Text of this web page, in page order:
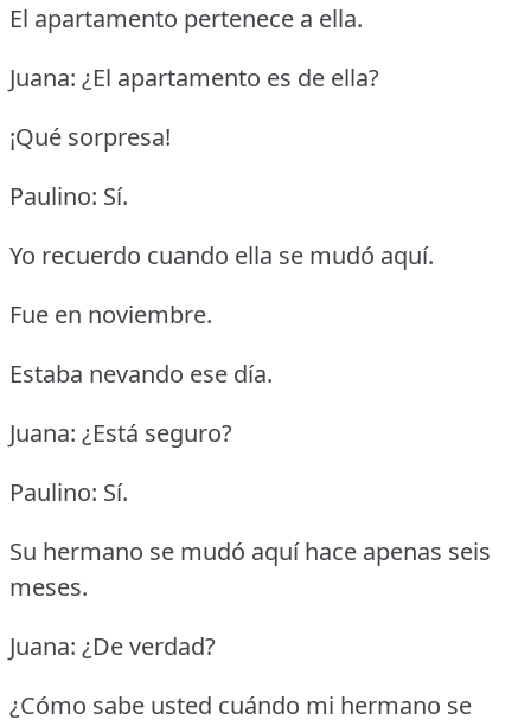
El apartamento pertenece a ella.
Juana: ¿El apartamento es de ella?
¡Qué sorpresa!
Paulino: Sí.
Yo recuerdo cuando ella se mudó aquí.
Fue en noviembre.
Estaba nevando ese día.
Juana: ¿Está seguro?
Paulino: Sí.
Su hermano se mudó aquí hace apenas seis
meses.
Juana: ¿De verdad?
¿Cómo sabe usted cuándo mi hermano se